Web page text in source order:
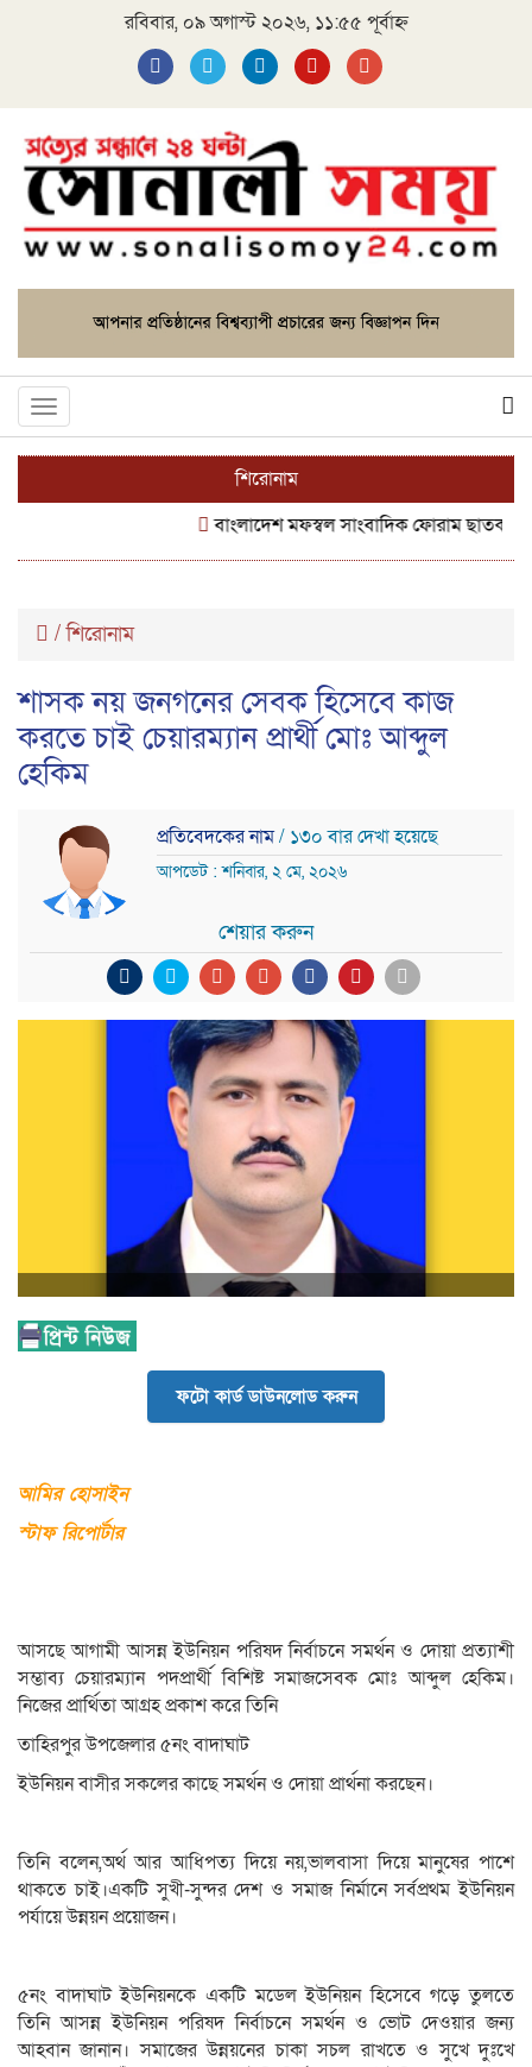
রবিবার, ০৯ অগাস্ট ২০২৬, ১১:৫৫ পূর্বাহ্ন
Toggle
navigation
শিরোনাম
বাংলাদেশ মফস্বল সাংবাদিক ফোরাম ছাতক
/শিরোনাম
শাসক নয় জনগনের সেবক হিসেবে কাজ
করতে চাই চেয়ারম্যান প্রার্থী মোঃ আব্দুল
হেকিম
প্রতিবেদকের নাম/ ১৩০ বার দেখা হয়েছে
আপডেট : শনিবার, ২ মে, ২০২৬
শেয়ার করুন
ফটো কার্ড ডাউনলোড করুন
আমির হোসাইন
স্টাফ রিপোর্টার
আসছে আগামী আসন্ন ইউনিয়ন পরিষদ নির্বাচনে সমর্থন ও দোয়া প্রত্যাশী
সম্ভাব্য চেয়ারম্যান পদপ্রার্থী বিশিষ্ট সমাজসেবক মোঃ আব্দুল হেকিম।
নিজের প্রার্থিতা আগ্রহ প্রকাশ করে তিনি
তাহিরপুর উপজেলার ৫নং বাদাঘাট
ইউনিয়ন বাসীর সকলের কাছে সমর্থন ও দোয়া প্রার্থনা করছেন।
তিনি বলেন,অর্থ আর আধিপত্য দিয়ে নয়,ভালবাসা দিয়ে মানুষের পাশে
থাকতে চাই।একটি সুখী-সুন্দর দেশ ও সমাজ নির্মানে সর্বপ্রথম ইউনিয়ন
পর্যায়ে উন্নয়ন প্রয়োজন।
৫নং বাদাঘাট ইউনিয়নকে একটি মডেল ইউনিয়ন হিসেবে গড়ে তুলতে
তিনি আসন্ন ইউনিয়ন পরিষদ নির্বাচনে সমর্থন ও ভোট দেওয়ার জন্য
আহবান জানান। সমাজের উন্নয়নের চাকা সচল রাখতে ও সুখে দুঃখে